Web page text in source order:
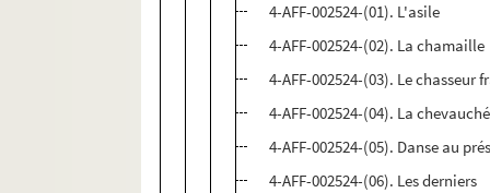
4-AFF-002524-(01). L'asile
4-AFF-002524-(02). La chamaille
4-AFF-002524-(03). Le chasseur
4-AFF-002524-(04). La
4-AFF-002524-(05). Danse au
4-AFF-002524-(06). Les derniers